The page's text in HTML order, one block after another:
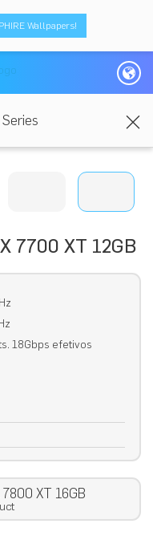
Wallpapers!
7700 XT 12GB
18Gbps efetivos
XT 16GB